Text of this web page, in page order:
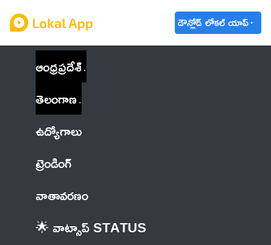
డౌన్లోడ్ లోకల్ యాప్
ఆంధ్రప్రదేశ్
తెలంగాణ
ఉద్యోగాలు
ట్రెండింగ్
వాతావరణం
🌟 వాట్సాప్ STATUS